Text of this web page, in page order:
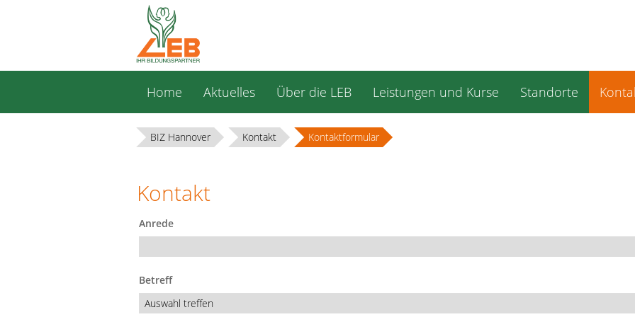
überspringen
Home Aktuelles Über die LEB Leistungen und Kurse Standorte
BIZ Hannover Kontakt Kontaktformular
Kontakt
Anrede
Betreff